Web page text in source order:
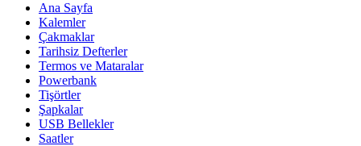
Ana Sayfa
Kalemler
Çakmaklar
Tarihsiz Defterler
Termos ve Mataralar
Powerbank
Tişörtler
Şapkalar
USB Bellekler
Saatler